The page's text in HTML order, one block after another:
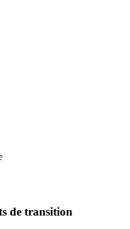
de transition